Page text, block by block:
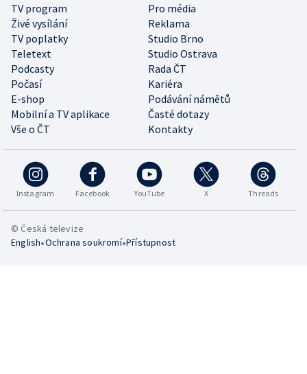
TV program
Pro média
Živé vysílání
Reklama
TV poplatky
Studio Brno
Teletext
Studio Ostrava
Podcasty
Rada ČT
Počasí
Kariéra
E-shop
Podávání námětů
Mobilní a TV aplikace
Časté dotazy
Vše o ČT
Kontakty
Instagram Facebook YouTube X Threads
© Česká televize
English•Ochrana soukromí•Přístupnost